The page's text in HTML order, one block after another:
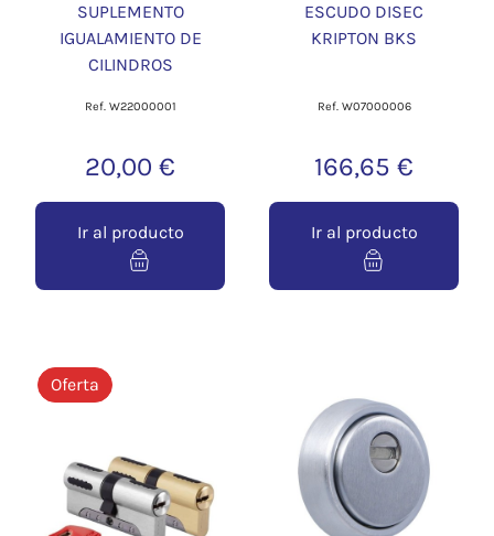
SUPLEMENTO
IGUALAMIENTO DE
CILINDROS
Ref. W22000001
20,00 €
Ir al producto
ESCUDO DISEC
KRIPTON BKS
Ref. W07000006
166,65 €
Ir al producto
Oferta